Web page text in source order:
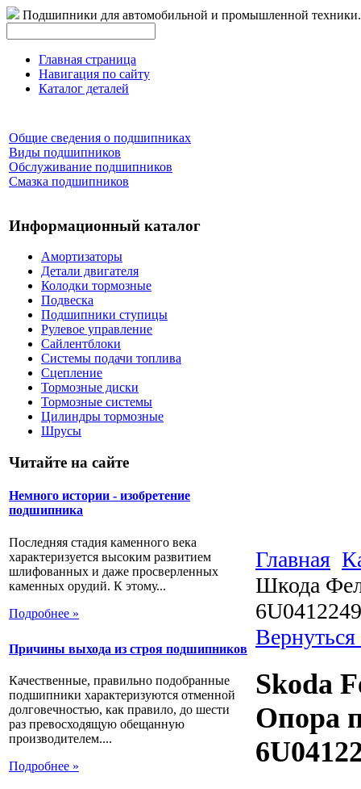
Подшипники для автомобильной и промышленной техники.
Главная страница
Навигация по сайту
Каталог деталей
Общие сведения о подшипниках
Виды подшипников
Обслуживание подшипников
Смазка подшипников
Информационный каталог
Амортизаторы
Детали двигателя
Колодки тормозные
Подвеска
Подшипники ступицы
Рулевое управление
Сайлентблоки
Системы подачи топлива
Сцепление
Тормозные диски
Тормозные системы
Цилиндры тормозные
Шрусы
Читайте на сайте
Немного истории - изобретение
подшипника
Последняя стадия каменного века
характеризуется высоким развитием
шлифованных и даже просверленных
каменных орудий. К этому...
Подробнее »
Причины выхода из строя подшипников
Качественные, правильно подобранные
подшипники характеризуются отменной
долговечностью, как правило, до шести
раз превосходящую обещанную
производителем....
Подробнее »
Главная
Шкода
6U0412249
Skoda
Опора